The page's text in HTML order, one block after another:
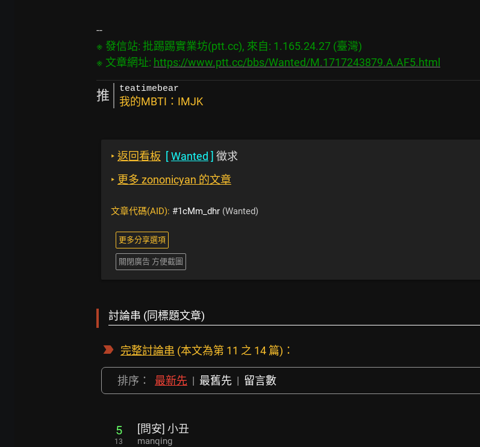
※ 發信站: 批踢踢實業坊(ptt.cc), 來自: 1.165.24.27 (臺灣)
※ 文章網址: https://www.ptt.cc/bbs/Wanted/M.1717243879.A.AF5.html
推 teatimebear
我的MBTI：IMJK
‣ 返回看板 [Wanted ] 徵求
‣ 更多 zononicyan 的文章
文章代碼(AID): #1cMm_dhr (Wanted)
更多分享選項
關閉廣告 方便截圖
討論串 (同標題文章)
完整討論串 (本文為第 11 之 14 篇)：
排序： 最新先 | 最舊先 | 留言數
5
13
[問安] 小丑
manqing